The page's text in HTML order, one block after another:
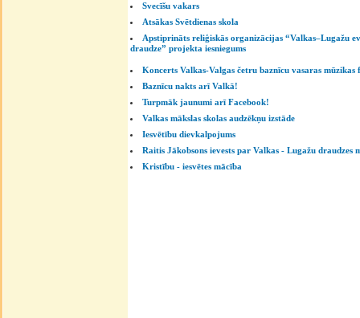
Svecīšu vakars
Atsākas Svētdienas skola
Apstiprināts reliģiskās organizācijas “Valkas–Lugažu
draudze” projekta iesniegums
Koncerts Valkas-Valgas četru baznīcu vasaras mūzikas
Baznīcu nakts arī Valkā!
Turpmāk jaunumi arī Facebook!
Valkas mākslas skolas audzēkņu izstāde
Iesvētību dievkalpojums
Raitis Jākobsons ievests par Valkas - Lugažu draudzes
Kristību - iesvētes mācība